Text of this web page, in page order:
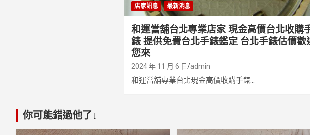
店家訊息 最新消息
和運當舖台北專業店家 現金高價台北收購
錶 提供免費台北手錶鑑定 台北手錶估價歡
您來
2024 年 11 月 6 日 admin
和運當舖專業台北現金高價收購手錶...
你可能錯過他了↓